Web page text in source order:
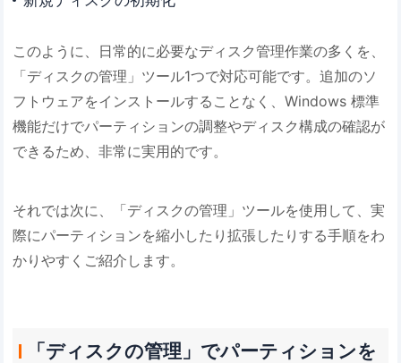
このように、日常的に必要なディスク管理作業の多くを、
「ディスクの管理」ツール1つで対応可能です。追加のソ
フトウェアをインストールすることなく、Windows 標準
機能だけでパーティションの調整やディスク構成の確認が
できるため、非常に実用的です。
それでは次に、「ディスクの管理」ツールを使用して、実
際にパーティションを縮小したり拡張したりする手順をわ
かりやすくご紹介します。
「ディスクの管理」でパーティションを